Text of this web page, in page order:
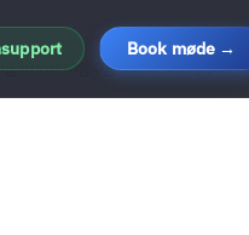
Book møde →
levering og dansk support.